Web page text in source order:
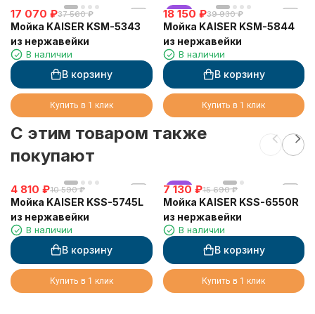
17 070 ₽37 560 ₽
Мойка KAISER KSM-5343
из нержавейки
В наличии
В корзину
Купить в 1 клик
хит
18 150 ₽39 930 ₽
Мойка KAISER KSM-5844
из нержавейки
В наличии
В корзину
Купить в 1 клик
C этим товаром также
покупают
4 810 ₽10 590 ₽
Мойка KAISER KSS-5745L
из нержавейки
В наличии
В корзину
Купить в 1 клик
хит
7 130 ₽15 690 ₽
Мойка KAISER KSS-6550R
из нержавейки
В наличии
В корзину
Купить в 1 клик